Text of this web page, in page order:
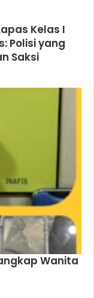
Kelas I
Polisi yang
Saksi
Wanita